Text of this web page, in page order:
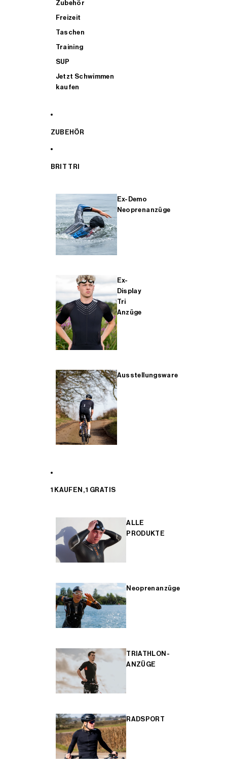
Zubehör
Freizeit
Taschen
Training
SUP
Jetzt Schwimmen
kaufen
ZUBEHÖR
BRIT TRI
Ex-Demo
Neoprenanzüge
Ex-
Display
Tri
Anzüge
Ausstellungsware
1 KAUFEN, 1 GRATIS
ALLE
PRODUKTE
Neoprenanzüge
TRIATHLON-
ANZÜGE
RADSPORT